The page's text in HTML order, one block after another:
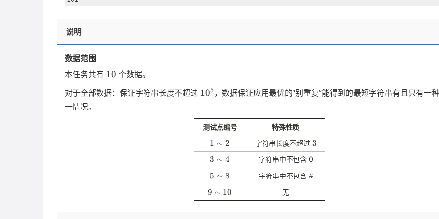
说明
数据范围
本任务共有 10
10 个数据。
对于全部数据：保证字符串长度不超过 10^5
105，数据保证应用最优的“别重复”能得到的最短字符串有且只有一
一情况。
测试点编号 特殊性质
1
\
si
m
2
1 ∼ 2 字符串长度不超过 3
3
3
\
si
m
4
3 ∼ 4 字符串中不包含 \
t
t
0
5
\
si
5 ∼ 8 字符串中不包含 #
9
\
9 ∼ 10 无